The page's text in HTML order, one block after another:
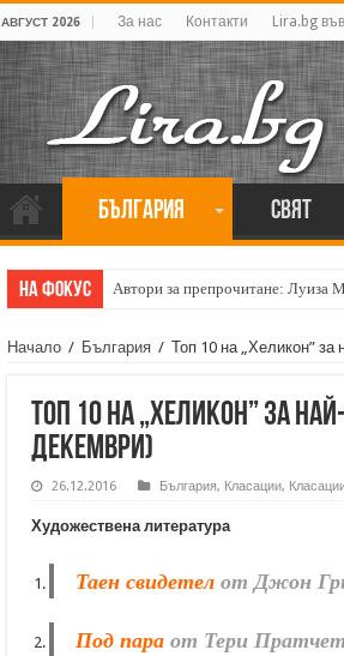
2026 За нас Контакти Lira.bg
България Свят
На фокус Автори за препрочитане: Луиза
Начало / България / Топ 10 на „Хеликон” за
Топ 10 на „Хеликон” за
декември)
26.12.2016 България, Класации,
Художествена литература
Таен свидетел от Джон
Под пара от Тери Пратчет